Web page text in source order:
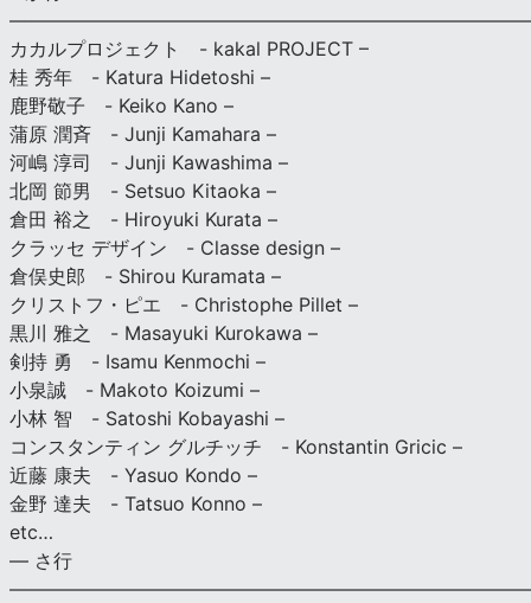
カカルプロジェクト - kakal PROJECT –
桂 秀年 - Katura Hidetoshi –
鹿野敬子 - Keiko Kano –
蒲原 潤斉 - Junji Kamahara –
河嶋 淳司 - Junji Kawashima –
北岡 節男 - Setsuo Kitaoka –
倉田 裕之 - Hiroyuki Kurata –
クラッセ デザイン - Classe design –
倉俣史郎 - Shirou Kuramata –
クリストフ・ピエ - Christophe Pillet –
黒川 雅之 - Masayuki Kurokawa –
剣持 勇 - Isamu Kenmochi –
小泉誠 - Makoto Koizumi –
小林 智 - Satoshi Kobayashi –
コンスタンティン グルチッチ - Konstantin Gricic –
近藤 康夫 - Yasuo Kondo –
金野 達夫 - Tatsuo Konno –
etc…
— さ行